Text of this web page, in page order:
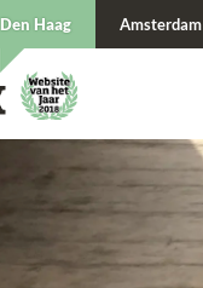
Den Haag Amsterdam
De Buik van {city: city}
De Buik